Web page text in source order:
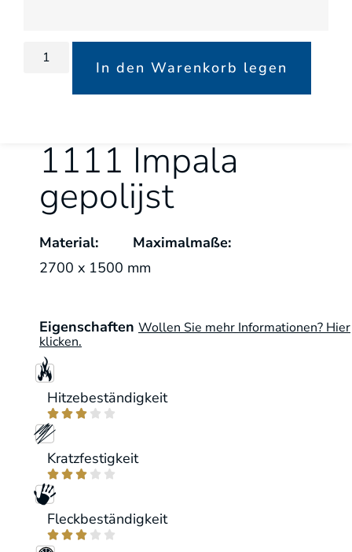
In den Warenkorb legen
1111 Impala
gepolijst
Material:
Maximalmaße:
2700 x 1500 mm
Eigenschaften Wollen Sie mehr Informationen? Hier
klicken.
Hitzebeständigkeit
    
Kratzfestigkeit
    
Fleckbeständigkeit
    